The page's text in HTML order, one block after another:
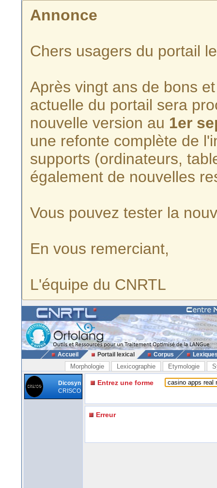
Annonce
Chers usagers du portail
Après vingt ans de bons
actuelle du portail sera
nouvelle version au 1er
une refonte complète de
supports (ordinateurs,
également de nouvelles
Vous pouvez tester la
En vous remerciant,
L'équipe du CNRTL
Accueil Portail lexical Corpus
Morphologie Lexicographie Etymologie
Dicosyn
CRISCO
Entrez une forme
Erreur